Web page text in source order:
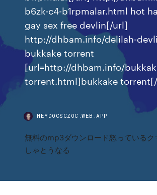
b6zk-c4-b1rpmalar.html hot
gay sex free devlin[/url]
http://dhbam.info/delilah-
bukkake torrent
[url=http://dhbam.info/
torrent.html]bukkake
HEYDOCSCZOC.WEB.APP
無料のmp3ダウンロード怒っているク
しゃとうなる